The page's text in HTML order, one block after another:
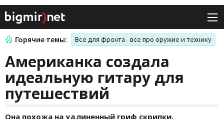
Горячие темы: Все для фронта - все про оружие и технику
Американка создала
идеальную гитару для
путешествий
Она похожа на удлиненный гриф скрипки.